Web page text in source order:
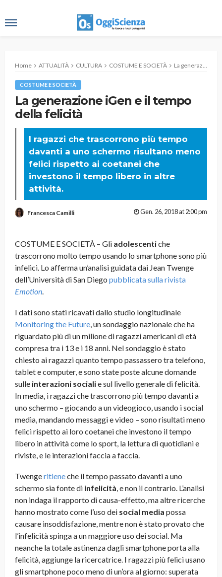
Home ATTUALITÀ CULTURA COSTUME E SOCIETÀ La generazione iGen e il tempo della felicità
COSTUME E SOCIETÀ
La generazione iGen e il tempo
della felicità
I ragazzi che trascorrono più tempo
davanti a uno schermo risultano meno
felici rispetto ai coetanei che
investono il tempo libero in altre
attività.
Francesca Camilli Gen. 26, 2018 at 2:00 pm
COSTUME E SOCIETÀ – Gli adolescentiche
trascorrono molto tempo usando lo smartphone sono più
infelici. Lo afferma un’analisi guidata dai Jean Twenge
dell’Università di San Diego pubblicata sulla rivista
Emotion.
I dati sono stati ricavati dallo studio longitudinale
Monitoring the Future, un sondaggio nazionale che ha
riguardato più di un milione di ragazzi americani di età
compresa tra i 13 e i 18 anni. Nel sondaggio è stato
chiesto ai ragazzi quanto tempo passassero tra telefono,
tablet e computer, e sono state poste alcune domande
sulle interazioni socialie sul livello generale di felicità.
In media, i ragazzi che trascorrono più tempo davanti a
uno schermo – giocando a un videogioco, usando i social
media, mandando messaggi e video – sono risultati meno
felici rispetto ai loro coetanei che investono il tempo
libero in attività come lo sport, la lettura di quotidiani e
riviste, e le interazioni faccia a faccia.
Twengeritieneche il tempo passato davanti a uno
schermo sia fonte di infelicità, e non il contrario. L’analisi
non indaga il rapporto di causa-effetto, ma altre ricerche
hanno mostrato come l’uso dei social media possa
causare insoddisfazione, mentre non è stato provato che
l’infelicità spinga a un maggiore uso dei social. Ma
neanche la totale astinenza dagli smartphone porta alla
felicità, aggiunge la ricercatrice. I ragazzi più felici usano
gli smartphone poco meno di un’ora al giorno: superata